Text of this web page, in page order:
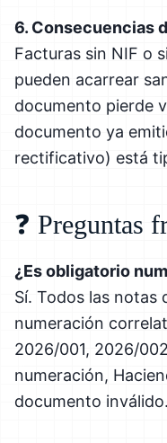
6. Consecuencias
Facturas sin NIF o
pueden acarrear
documento pierde
documento ya
rectificativo) está
❓ Preguntas
¿Es obligatorio
Sí. Todos las notas
numeración
2026/001, 2026/
numeración,
documento inválido.